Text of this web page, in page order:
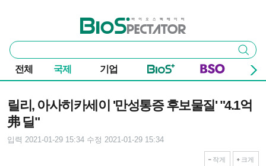
바이오스펙테이터
통
합
검
색
검색
전체 국제 기업
릴리, 아사히카세이 '만성통증 후보물질' "4.1억
弗 딜"
입력 2021-01-29 15:34 수정 2021-01-29 15:34
작게 크게